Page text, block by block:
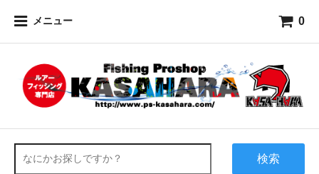
メニュー 0
検索